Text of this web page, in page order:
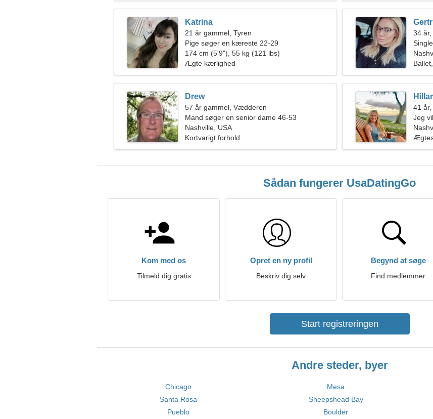
Katrina
21 år gammel, Tyren
Pige søger en kæreste 22-29
174 cm (5'9"), 55 kg (121 lbs)
Ægte kærlighed
34
Drew
57 år gammel, Vædderen
Mand søger en senior dame 46-53
Nashville, USA
Kortvarigt forhold
41 år,
Jeg
Sådan fungerer UsaDatingGo
Kom med os
Tilmeld dig gratis
Opret en ny profil
Beskriv dig selv
Begynd at søge
Find medlemmer
Start registreringen
Andre steder, byer
Chicago Mesa
Santa Rosa
Sheepshead Bay
Pueblo
Boulder